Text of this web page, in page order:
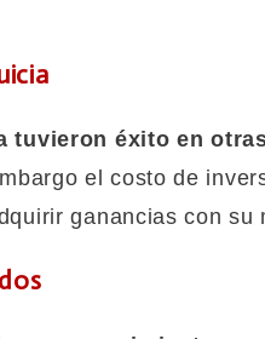
tuvieron éxito en
el costo de
ganancias con